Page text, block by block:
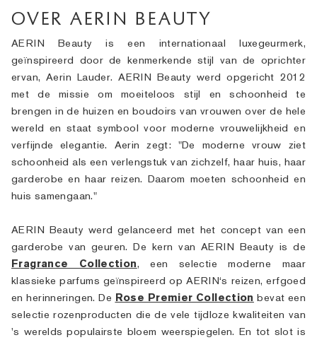
Gerichte behandeling
Lipverzorging
Reslilience Multi-Effect
Pink Ribbon-collectie
Essentials met SPF
Laatste kans
Navulbare schoonheid
Make-upremover
Make-up navullingen
Foundation Finder
Laatste kans
Navulbare schoonheid
White Linen
Private collectie
Het huis van Estée Lauder
Wild Geranium
Fleur De Peony
Tuberose Gardenia
Sets en cadeaus van AERIN
Fragrance Vinder
Wereld van AERIN
OVER AERIN BEAUTY
AERIN Beauty is een internationaal luxegeurmerk,
geïnspireerd door de kenmerkende stijl van de oprichter
ervan, Aerin Lauder. AERIN Beauty werd opgericht 2012
met de missie om moeiteloos stijl en schoonheid te
brengen in de huizen en boudoirs van vrouwen over de hele
wereld en staat symbool voor moderne vrouwelijkheid en
verfijnde elegantie. Aerin zegt: "De moderne vrouw ziet
schoonheid als een verlengstuk van zichzelf, haar huis, haar
garderobe en haar reizen. Daarom moeten schoonheid en
huis samengaan."
AERIN Beauty werd gelanceerd met het concept van een
garderobe van geuren. De kern van AERIN Beauty is de
Fragrance Collection, een selectie moderne maar
klassieke parfums geïnspireerd op AERIN‘s reizen, erfgoed
en herinneringen. De Rose Premier Collection bevat een
selectie rozenproducten die de vele tijdloze kwaliteiten van
's werelds populairste bloem weerspiegelen. En tot slot is